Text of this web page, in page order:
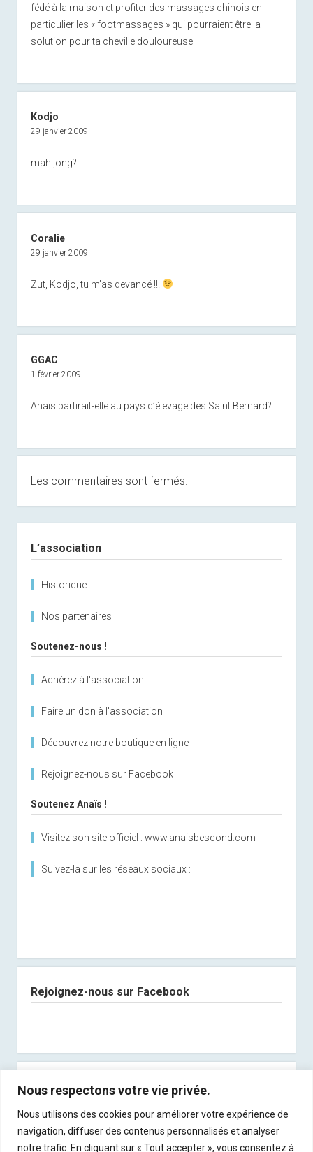
Nous respectons votre vie privée.
Nous utilisons des cookies pour améliorer votre expérience de
navigation, diffuser des contenus personnalisés et analyser
notre trafic. En cliquant sur « Tout accepter », vous consentez à
fédé à la maison et profiter des massages chinois en
particulier les « footmassages » qui pourraient être la
solution pour ta cheville douloureuse
Kodjo
29 janvier 2009
mah jong?
Coralie
29 janvier 2009
Zut, Kodjo, tu m’as devancé !!!
GGAC
1 février 2009
Anaïs partirait-elle au pays d’élevage des Saint Bernard?
Les commentaires sont fermés.
L’association
Historique
Nos partenaires
Soutenez-nous !
Adhérez à l'association
Faire un don à l'association
Découvrez notre boutique en ligne
Rejoignez-nous sur Facebook
Soutenez Anaïs !
Visitez son site officiel : www.anaisbescond.com
Suivez-la sur les réseaux sociaux :
Rejoignez-nous sur Facebook
Abonnez-vous à notre newsletter
Recevez les derniers articles directement dans
votre boite mail !